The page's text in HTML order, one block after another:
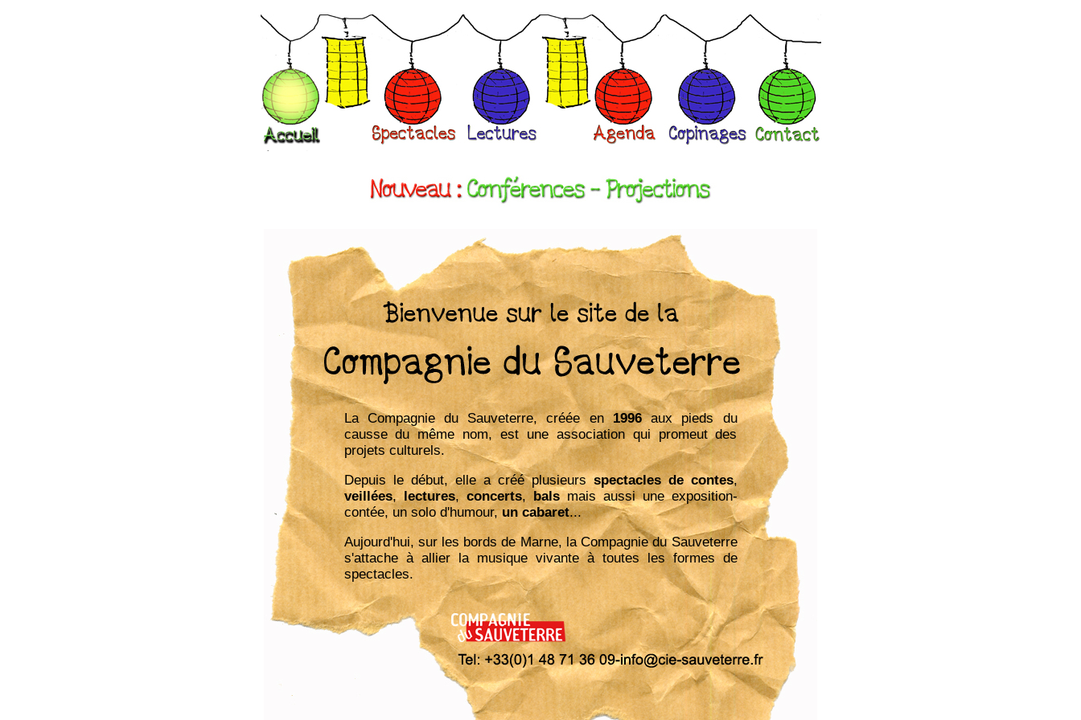
La Compagnie du Sauveterre, créée en1996aux pieds du
causse du même nom, est une association qui promeut des
projets culturels.
Depuis le début, elle a créé plusieursspectacles de contes,
veillées, lectures,concerts,balsmais aussi une exposition-
contée, un solo d'humour,un cabaret...
Aujourd'hui, sur les bords de Marne, la Compagnie du Sauveterre
s'attache à allier la musique vivante à toutes les formes de
spectacles.